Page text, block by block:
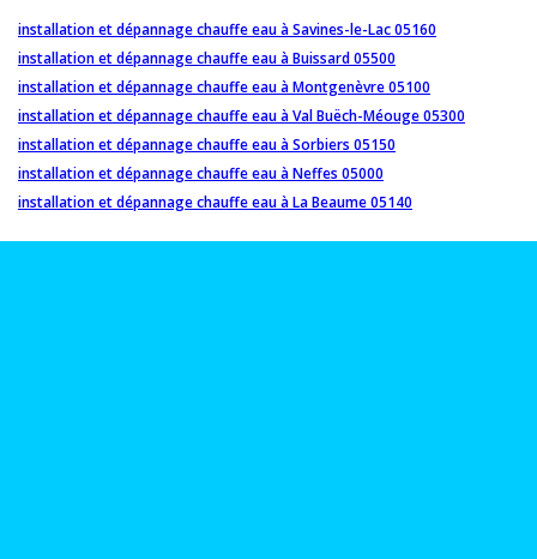
installation et dépannage chauffe eau à Savines-le-Lac 05160
installation et dépannage chauffe eau à Buissard 05500
installation et dépannage chauffe eau à Montgenèvre 05100
installation et dépannage chauffe eau à Val Buëch-Méouge 05300
installation et dépannage chauffe eau à Sorbiers 05150
installation et dépannage chauffe eau à Neffes 05000
installation et dépannage chauffe eau à La Beaume 05140